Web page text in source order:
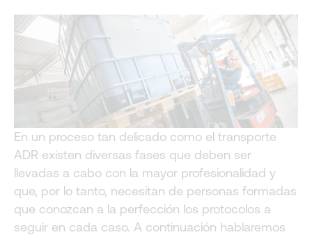
En un proceso tan delicado como el transporte
ADR existen diversas fases que deben ser
llevadas a cabo con la mayor profesionalidad y
que, por lo tanto, necesitan de personas formadas
que conozcan a la perfección los protocolos a
seguir en cada caso. A continuación hablaremos